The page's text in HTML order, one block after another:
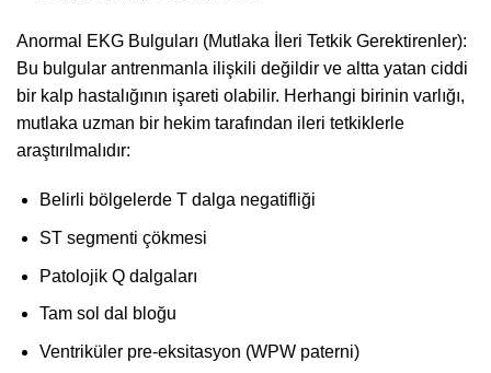
Anormal EKG Bulguları (Mutlaka İleri Tetkik Gerektirenler):
Bu bulgular antrenmanla ilişkili değildir ve altta yatan ciddi
bir kalp hastalığının işareti olabilir. Herhangi birinin varlığı,
mutlaka uzman bir hekim tarafından ileri tetkiklerle
araştırılmalıdır:
Belirli bölgelerde T dalga negatifliği
ST segmenti çökmesi
Patolojik Q dalgaları
Tam sol dal bloğu
Ventriküler pre-eksitasyon (WPW paterni)